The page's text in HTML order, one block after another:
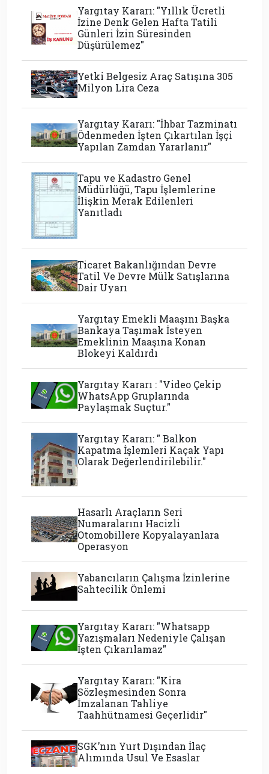
Yargıtay Kararı: "Yıllık Ücretli
İzine Denk Gelen Hafta Tatili
Günleri İzin Süresinden
Düşürülemez"
Yetki Belgesiz Araç Satışına 305
Milyon Lira Ceza
Yargıtay Kararı: "İhbar Tazminatı
Ödenmeden İşten Çıkartılan İşçi
Yapılan Zamdan Yararlanır"
Tapu ve Kadastro Genel
Müdürlüğü, Tapu İşlemlerine
İlişkin Merak Edilenleri
Yanıtladı
Ticaret Bakanlığından Devre
Tatil Ve Devre Mülk Satışlarına
Dair Uyarı
Yargıtay Emekli Maaşını Başka
Bankaya Taşımak İsteyen
Emeklinin Maaşına Konan
Blokeyi Kaldırdı
Yargıtay Kararı : "Video Çekip
WhatsApp Gruplarında
Paylaşmak Suçtur."
Yargıtay Kararı: " Balkon
Kapatma İşlemleri Kaçak Yapı
Olarak Değerlendirilebilir."
Hasarlı Araçların Seri
Numaralarını Hacizli
Otomobillere Kopyalayanlara
Operasyon
Yabancıların Çalışma İzinlerine
Sahtecilik Önlemi
Yargıtay Kararı: "Whatsapp
Yazışmaları Nedeniyle Çalışan
İşten Çıkarılamaz"
Yargıtay Kararı: "Kira
Sözleşmesinden Sonra
İmzalanan Tahliye
Taahhütnamesi Geçerlidir"
SGK’nın Yurt Dışından İlaç
Alımında Usul Ve Esaslar